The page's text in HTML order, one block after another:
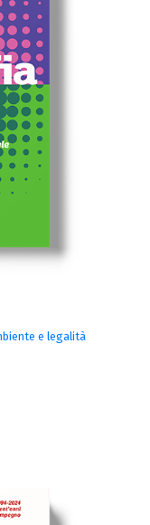
e legalità